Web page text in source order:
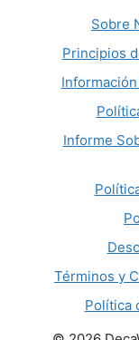
Sobre
Principios
Informe
Términos y
Política